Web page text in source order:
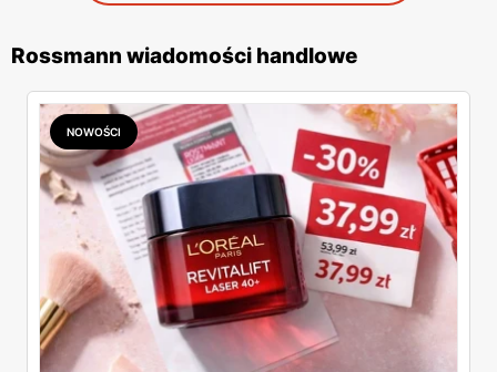
Rossmann wiadomości handlowe
NOWOŚCI